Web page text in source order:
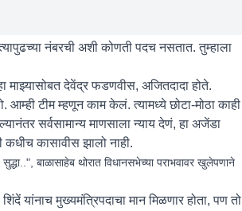
नंबरची अशी कोणती पदच नसतात. तुम्हाला
माझ्यासोबत देवेंद्र फडणवीस, अजितदादा होते.
आम्ही टीम म्हणून काम केलं. त्यामध्ये छोटा-मोठा काही
सर्वसामान्य माणसाला न्याय देणं, हा अजेंडा
कासावीस झालो नाही.
बाळासाहेब थोरात विधानसभेच्या पराभवावर खुलेपणाने
यांनाच मुख्यमंत्रिपदाचा मान मिळणार होता, पण तो